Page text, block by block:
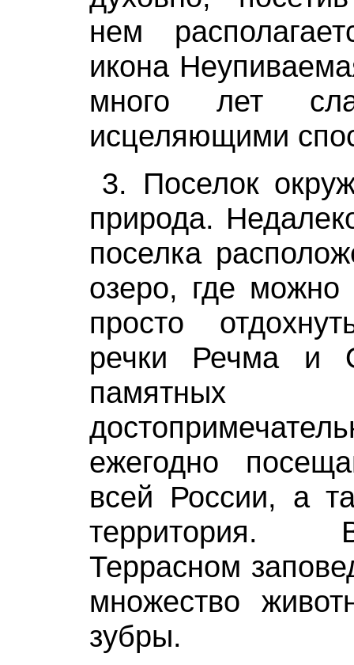
нем
икона
много лет
исцеляющими
3. Поселок
природа.
поселка
озеро, где можно
просто
речки Речма и
ежегодно
всей России, а
территория.
Террасном
множество
зубры.